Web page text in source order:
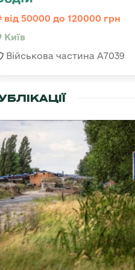
від 50000 до 120000 грн
Київ
Військова частина А7039